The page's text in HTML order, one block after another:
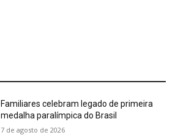
Familiares celebram legado de primeira
medalha paralímpica do Brasil
7 de agosto de 2026